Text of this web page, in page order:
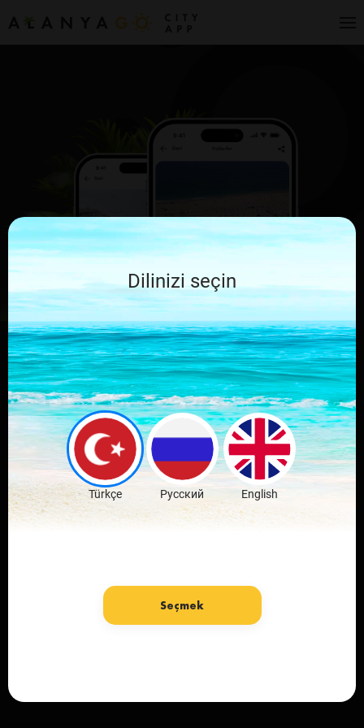
Yorumla ve
haberleri
değerlendir
Ücretsiz İndir
Dilinizi seçin
Türkçe Русский English
Seçmek